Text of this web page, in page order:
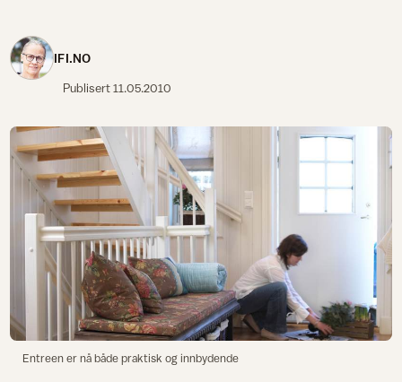
IFI.NO
Publisert11.05.2010
Entreen er nå både praktisk og innbydende